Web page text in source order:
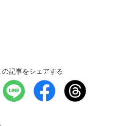
の記事をシェアする